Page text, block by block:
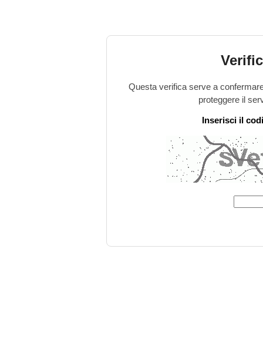
Questa verifica serve a
proteggere il
Inserisci il